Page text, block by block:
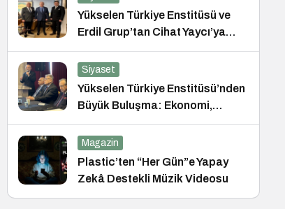
Yükselen Türkiye Enstitüsü ve
Erdil Grup’tan Cihat Yaycı’ya
Anlamlı Ziyaret
Siyaset
Yükselen Türkiye Enstitüsü’nden
Büyük Buluşma: Ekonomi,
Güvenlik Politikaları ve Hukuk
Konferansı
Magazin
Plastic’ten “Her Gün”e Yapay
Zekâ Destekli Müzik Videosu